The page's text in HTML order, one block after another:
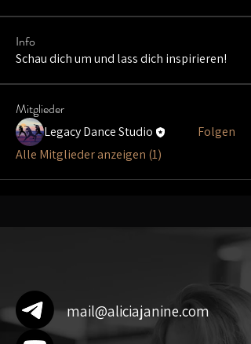
Info
Schau dich um und lass dich inspirieren!
Mitglieder
Legacy Dance Studio
Folgen
Alle Mitglieder anzeigen (1)
mail@aliciajanine.com